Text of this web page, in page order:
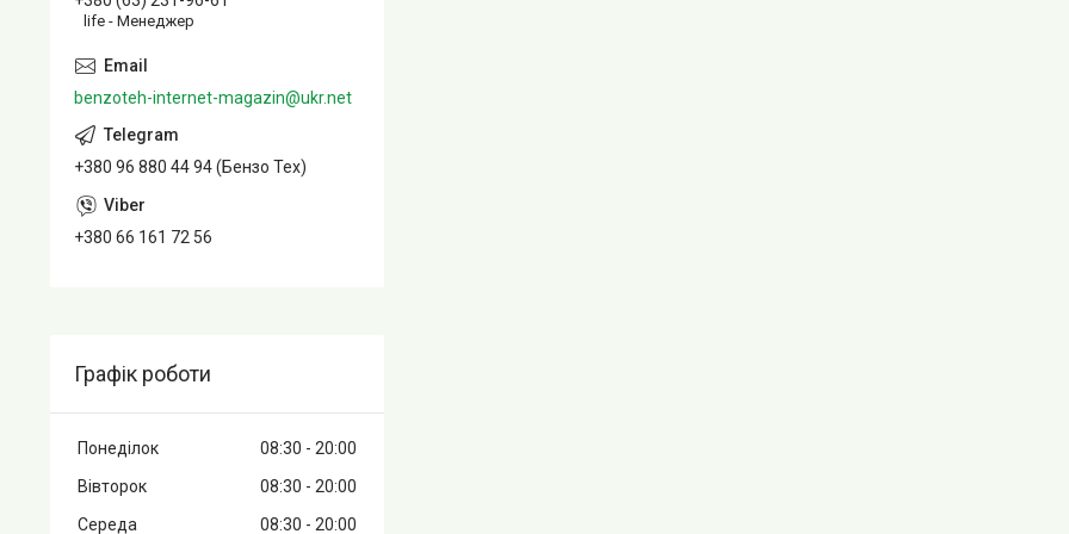
life - Менеджер
benzoteh-internet-magazin@ukr.net
+380 96 880 44 94 (Бензо Тех)
+380 66 161 72 56
Графік роботи
Понеділок 08:30
20:00
Вівторок
08:30
20:00
Середа
08:30 20:00